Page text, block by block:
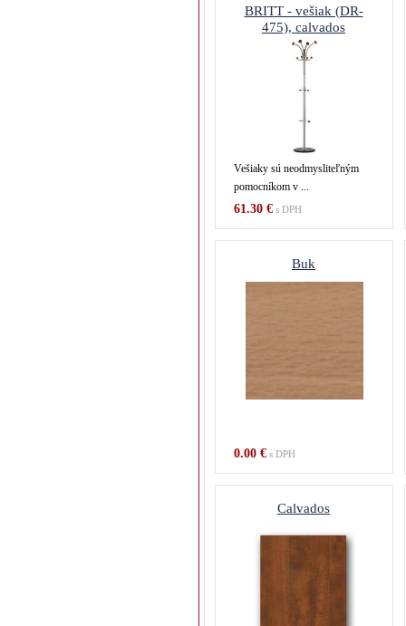
BRITT - vešiak (DR-
475), calvados
Vešiaky sú neodmysliteľným
pomocníkom v ...
61.30 €s DPH
Buk
0.00 €s DPH
Calvados